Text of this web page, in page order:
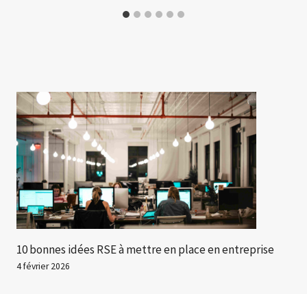
10 bonnes idées RSE à mettre en place en entreprise
4 février 2026